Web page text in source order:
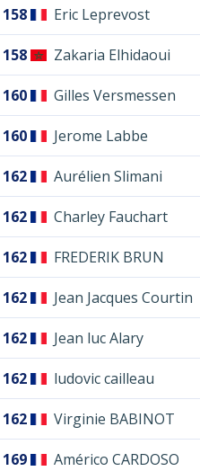
158 Eric Leprevost
158 Zakaria Elhidaoui
160 Gilles Versmessen
160 Jerome Labbe
162 Aurélien Slimani
162 Charley Fauchart
162 FREDERIK BRUN
162 Jean Jacques Courtin
162 Jean luc Alary
162 ludovic cailleau
162 Virginie BABINOT
169 Américo CARDOSO